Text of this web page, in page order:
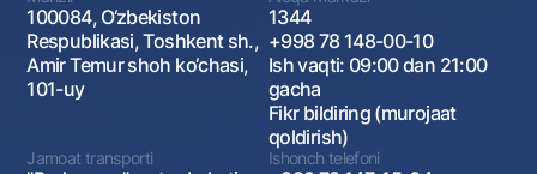
100084, O‘zbekiston
Respublikasi, Toshkent sh.,
Amir Temur shoh ko‘chasi,
101-uy
1344
+998 78 148-00-10
Ish vaqti: 09:00 dan 21:00
gacha
Fikr bildiring (murojaat
qoldirish)
Jamoat transporti Ishonch telefoni